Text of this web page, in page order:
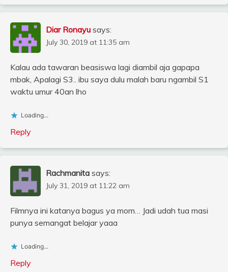
Diar Ronayu says:
July 30, 2019 at 11:35 am
Kalau ada tawaran beasiswa lagi diambil aja gapapa
mbak, Apalagi S3.. ibu saya dulu malah baru ngambil S1
waktu umur 40an lho
Loading...
Reply
Rachmanita says:
July 31, 2019 at 11:22 am
Filmnya ini katanya bagus ya mom… Jadi udah tua masi
punya semangat belajar yaaa
Loading...
Reply